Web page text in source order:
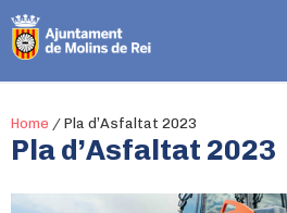
Home / Pla d’Asfaltat 2023
Pla d’Asfaltat 2023